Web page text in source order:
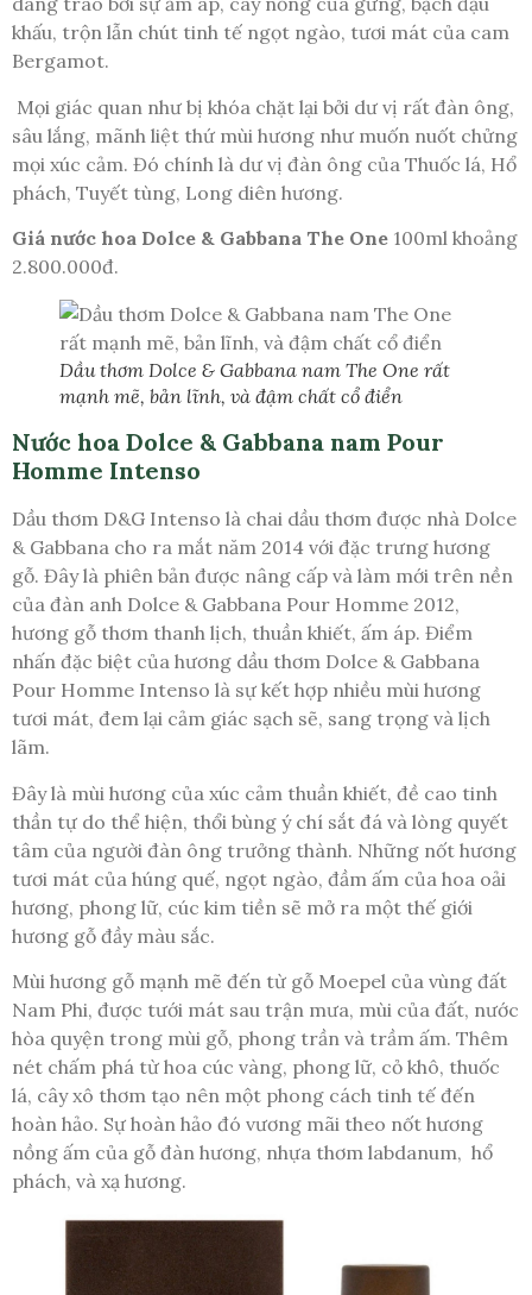
khấu, trộn lẫn chút tinh tế ngọt ngào, tươi mát của cam
Bergamot.
Mọi giác quan như bị khóa chặt lại bởi dư vị rất đàn ông,
sâu lắng, mãnh liệt thứ mùi hương như muốn nuốt chửng
mọi xúc cảm. Đó chính là dư vị đàn ông của Thuốc lá, Hổ
phách, Tuyết tùng, Long diên hương.
Giá nước hoa Dolce & Gabbana The One 100ml khoảng
2.800.000đ.
Dầu thơm Dolce & Gabbana nam The One rất
mạnh mẽ, bản lĩnh, và đậm chất cổ điển
Nước hoa Dolce & Gabbana nam Pour
Homme Intenso
Dầu thơm D&G Intenso là chai dầu thơm được nhà Dolce
& Gabbana cho ra mắt năm 2014 với đặc trưng hương
gỗ. Đây là phiên bản được nâng cấp và làm mới trên nền
của đàn anh Dolce & Gabbana Pour Homme 2012,
hương gỗ thơm thanh lịch, thuần khiết, ấm áp. Điểm
nhấn đặc biệt của hương dầu thơm Dolce & Gabbana
Pour Homme Intenso là sự kết hợp nhiều mùi hương
tươi mát, đem lại cảm giác sạch sẽ, sang trọng và lịch
lãm.
Đây là mùi hương của xúc cảm thuần khiết, đề cao tinh
thần tự do thể hiện, thổi bùng ý chí sắt đá và lòng quyết
tâm của người đàn ông trưởng thành. Những nốt hương
tươi mát của húng quế, ngọt ngào, đầm ấm của hoa oải
hương, phong lữ, cúc kim tiền sẽ mở ra một thế giới
hương gỗ đầy màu sắc.
Mùi hương gỗ mạnh mẽ đến từ gỗ Moepel của vùng đất
Nam Phi, được tưới mát sau trận mưa, mùi của đất, nước
hòa quyện trong mùi gỗ, phong trần và trầm ấm. Thêm
nét chấm phá từ hoa cúc vàng, phong lữ, cỏ khô, thuốc
lá, cây xô thơm tạo nên một phong cách tinh tế đến
hoàn hảo. Sự hoàn hảo đó vương mãi theo nốt hương
nồng ấm của gỗ đàn hương, nhựa thơm labdanum, hổ
phách, và xạ hương.